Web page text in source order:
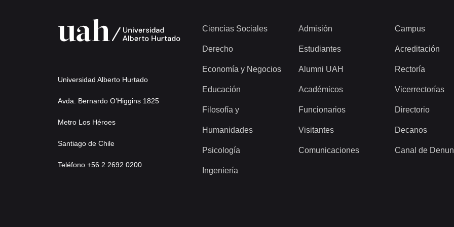
Universidad Alberto Hurtado
Avda. Bernardo O’Higgins 1825
Metro Los Héroes
Santiago de Chile
Teléfono +56 2 2692 0200
Ciencias Sociales
Derecho
Economía y Negocios
Educación
Filosofía y
Humanidades
Psicología
Ingeniería
Admisión
Estudiantes
Alumni UAH
Académicos
Funcionarios
Visitantes
Comunicaciones
Campus
Acreditación
Rectoría
Vicerrectorías
Directorio
Decanos
Canal de